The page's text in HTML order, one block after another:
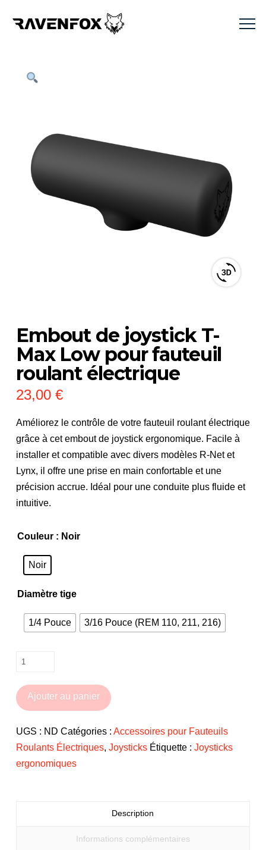
View
Embout de joystick T-
Max Low pour fauteuil
roulant électrique
23,00 €
Améliorez le contrôle de votre fauteuil roulant électrique
grâce à cet embout de joystick ergonomique. Facile à
installer et compatible avec divers modèles R-Net et
Lynx, il offre une prise en main confortable et une
précision accrue. Idéal pour une conduite plus fluide et
intuitive.
Couleur : Noir
Noir
Diamètre tige
1/4 Pouce 3/16 Pouce (REM 110, 211, 216)
quantité
Embout
de
Low
Ajouter au panier
UGS : ND Catégories : Accessoires pour Fauteuils
Roulants Électriques, Joysticks Étiquette : Joysticks
ergonomiques
Description
Informations complémentaires